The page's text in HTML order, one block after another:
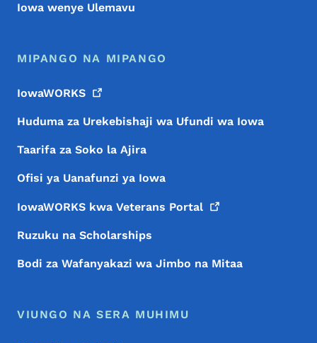
Iowa wenye Ulemavu
MIPANGO NA MIPANGO
IowaWORKS
Huduma za Urekebishaji wa Ufundi wa Iowa
Taarifa za Soko la Ajira
Ofisi ya Uanafunzi ya Iowa
IowaWORKS kwa Veterans Portal
Ruzuku na Scholarships
Bodi za Wafanyakazi wa Jimbo na Mitaa
VIUNGO NA SERA MUHIMU